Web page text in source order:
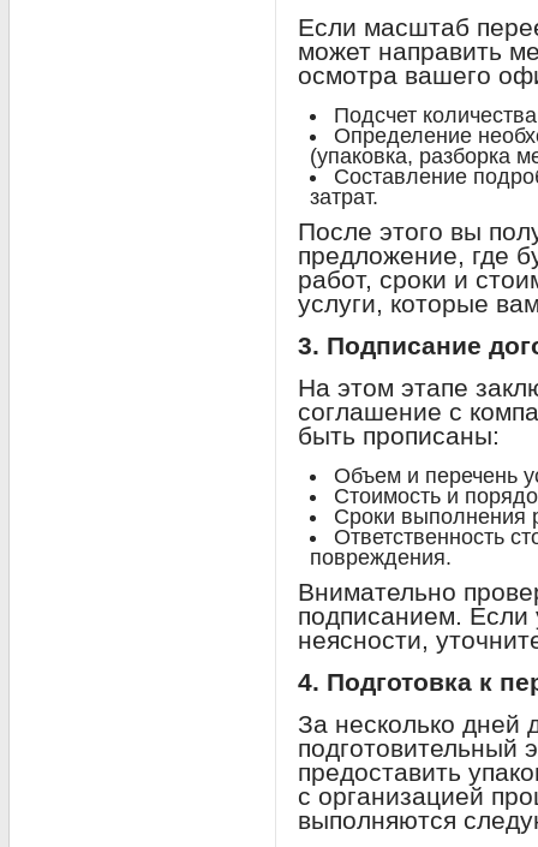
Если масштаб
может направить
осмотра вашего
Подсчет
Определение
(упаковка, разборка
Составление
затрат.
После этого вы
предложение, где
работ, сроки и
услуги, которые
3. Подписание
На этом этапе
соглашение с
быть прописаны:
Объем и перечень
Стоимость и
Сроки выполнения
Ответственность
повреждения.
Внимательно
подписанием. Если
неясности,
4. Подготовка к
За несколько дней
подготовительный
предоставить
с организацией
выполняются